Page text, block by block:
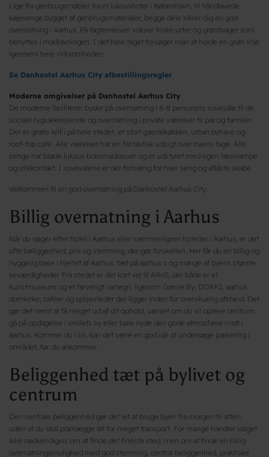
Lige fra genbrugsmøbler fra et luksushotel i København, til håndlavede
køjesenge bygget af genbrugsmaterialer, begge dele sikrer dig en god
overnatning i Aarhus. På tagterrassen vokser friske urter og grøntsager som
benyttes i madlavningen. I det hele taget forsøger man at holde en grøn linje
igennem hele virksomheden.
Se Danhostel Aarhus City afbestillingsregler
Moderne omgivelser på Danhostel Aarhus City
De moderne faciliteter byder på overnatning i 6-8 personers sovesale til de
sociale rygsækrejsende og overnatning i private værelser til par og familier.
Der er gratis WiFi på hele stedet, et stort gæstekøkken, urban byhave og
roof-top café. Alle værelser har en fantastisk udsigt over byens tage. Alle
senge har bløde luksus boksmadrasser og er udstyret med egen læselampe
og stikkontakt. I sovesalene er der forhæng for hver seng og aflåste skabe.
Velkommen til en god overnatning på Danhostel Aarhus City.
Billig overnatning i Aarhus
Når du søger efter hotel i Aarhus eller sammenligner hoteller i Aarhus, er det
ofte beliggenhed, pris og stemning, der gør forskellen. Her får du en billig og
hyggelig base i hjertet af Aarhus, tæt på aarhus c og mange af byens største
seværdigheder. Fra stedet er der kort vej til ARoS, der både er et
kunstmuseum og et farverigt vartegn, ligesom Gamle By, DOKK1, aarhus
domkirke, caféer og spisesteder der ligger inden for overskuelig afstand. Det
gør det nemt at få meget ud af dit ophold, uanset om du vil opleve centrum,
gå på opdagelse i smilets by eller bare nyde den gode atmosfære midt i
aarhus. Kommer du i bil, kan det være en god idé at undersøge parkering i
området, før du ankommer.
Beliggenhed tæt på bylivet og
centrum
Den centrale beliggenhed gør det let at bruge byen fra morgen til aften,
uden at du skal planlægge alt for meget transport. For mange handler valget
ikke nødvendigvis om at finde det fineste sted, men om at finde en billig
overnatningsmulighed med god stemning, central beliggenhed, praktiske